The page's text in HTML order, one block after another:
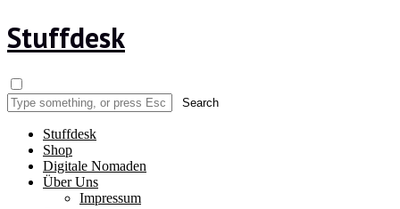
Stuffdesk
Stuffdesk
Shop
Digitale Nomaden
Über Uns
Impressum